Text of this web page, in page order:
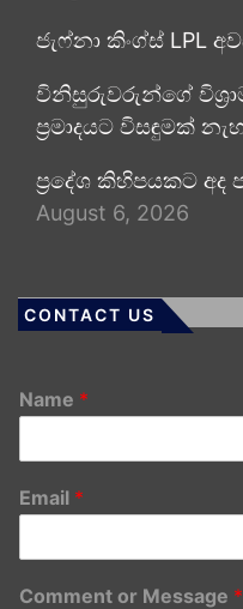
ජැෆ්නා කිංග්ස් LPL
විනිසුරුවරුන්ගේ
ප්‍රමාදයට විසඳුමක්
ප්‍රදේශ කිහිපයකට අද
August 6, 2026
CONTACT US
Name *
Email *
Comment or Message *